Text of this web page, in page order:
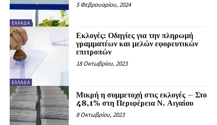
ΕΛΛΆΔΑ
5 Φεβρουαρίου, 2024
ΕΛΛΆΔΑ
Εκλογές: Οδηγίες για την πληρωμή
γραμματέων και μελών εφορευτικών
επιτροπών
18 Οκτωβρίου, 2023
Μικρή η συμμετοχή στις εκλογές – Στο
48,1% στη Περιφέρεια Ν. Αιγαίου
8 Οκτωβρίου, 2023